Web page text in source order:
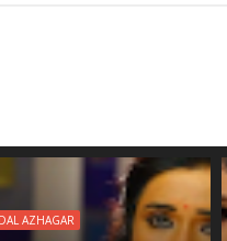
AZHAGAR